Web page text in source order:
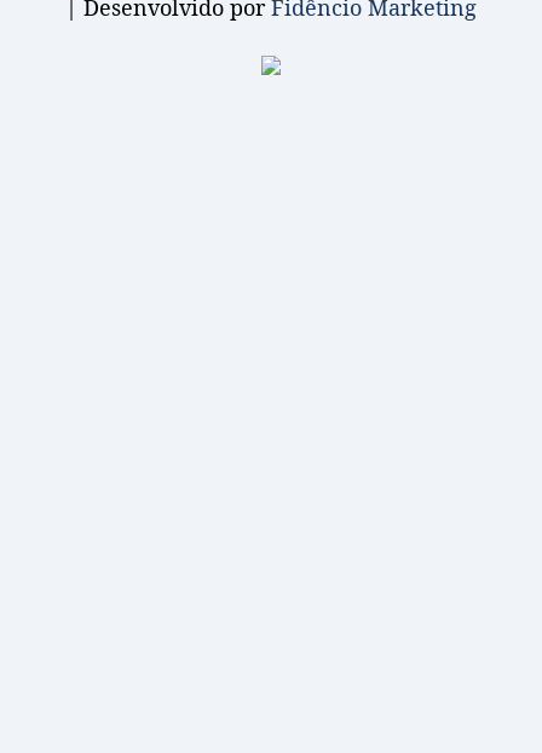
| Desenvolvido porFidêncio Marketing